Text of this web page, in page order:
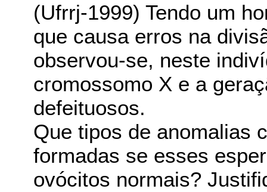
(Ufrrj-1999) Tendo um
que causa erros na
observou-se, neste
cromossomo X e a
defeituosos.
Que tipos de anomalias
formadas se esses
ovócitos normais?